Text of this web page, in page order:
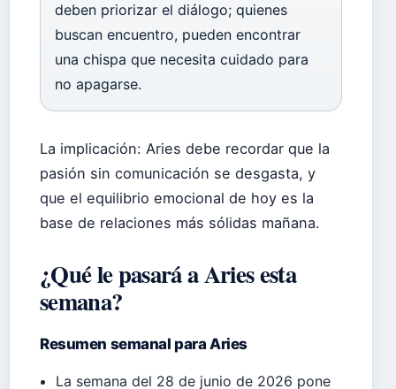
deben priorizar el diálogo; quienes
buscan encuentro, pueden encontrar
una chispa que necesita cuidado para
no apagarse.
La implicación: Aries debe recordar que la
pasión sin comunicación se desgasta, y
que el equilibrio emocional de hoy es la
base de relaciones más sólidas mañana.
¿Qué le pasará a Aries esta
semana?
Resumen semanal para Aries
La semana del 28 de junio de 2026 pone